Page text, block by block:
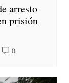
arresto
prisión
0